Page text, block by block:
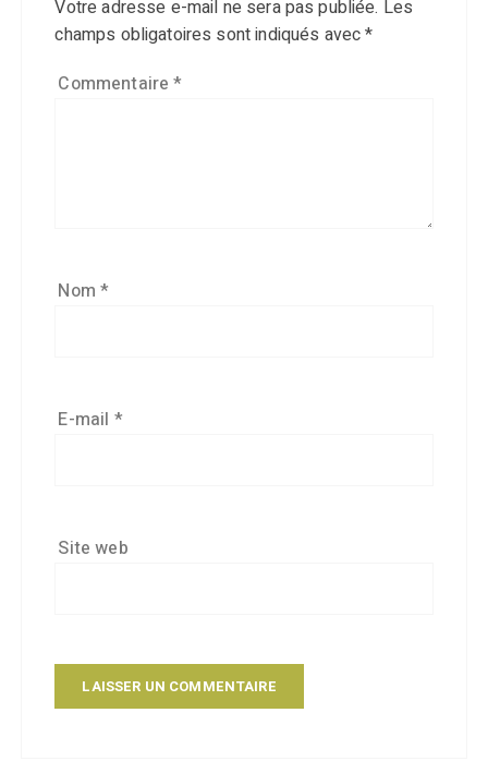
Votre adresse e-mail ne sera pas publiée. Les
champs obligatoires sont indiqués avec*
Commentaire*
Nom*
E-mail *
Site web